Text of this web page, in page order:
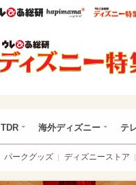
ウレぴあ総研ハピママ*
TDR 海外ディズニー テ
パークグッズ ディズニーストア